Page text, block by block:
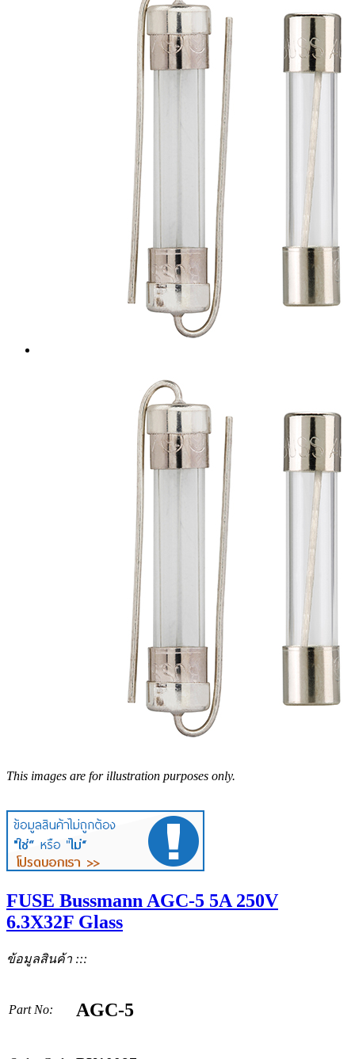
This images are for illustration purposes only.
FUSE Bussmann AGC-5 5A 250V
6.3X32F Glass
ข้อมูลสินค้า :::
Part No: AGC-5